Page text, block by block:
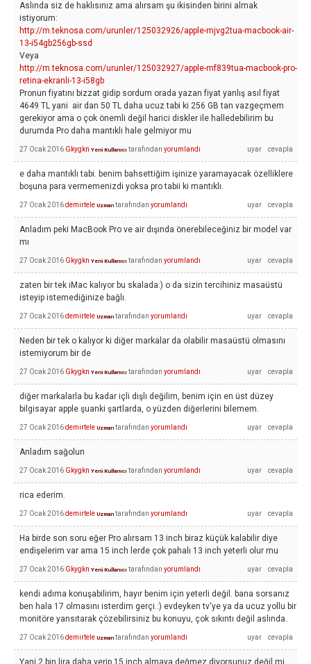
Aslında siz de haklısınız ama alırsam şu ikisinden birini almak
istiyorum:
http://m.teknosa.com/urunler/125032926/apple-mjvg2tua-macbook-air-
13-i54gb256gb-ssd
Veya
http://m.teknosa.com/urunler/125032927/apple-mf839tua-macbook-pro-
retina-ekranli-13-i58gb
Pronun fiyatını bizzat gidip sordum orada yazan fiyat yanlış asıl fiyat
4649 TL yani air dan 50 TL daha ucuz tabi ki 256 GB tan vazgeçmem
gerekiyor ama o çok önemli değil harici diskler ile halledebilirim bu
durumda Pro daha mantıklı hale gelmiyor mu
27 Ocak 2016 Gkygkn Yeni Kullanıcı tarafından yorumlandı
e daha mantıklı tabi. benim bahsettiğim işinize yaramayacak özelliklere
boşuna para vermemenizdi yoksa pro tabii ki mantıklı.
27 Ocak 2016demirtele Uzman tarafından yorumlandı
Anladım peki MacBook Pro ve air dışında önerebileceğiniz bir model var
mı
27 Ocak 2016 Gkygkn Yeni Kullanıcı tarafından yorumlandı
zaten bir tek iMac kalıyor bu skalada:) o da sizin tercihiniz masaüstü
isteyip istemediğinize bağlı.
27 Ocak 2016demirtele Uzman tarafından yorumlandı
Neden bir tek o kalıyor ki diğer markalar da olabilir masaüstü olmasını
istemiyorum bir de
27 Ocak 2016 Gkygkn Yeni Kullanıcı tarafından yorumlandı
diğer markalarla bu kadar içli dışlı değilim, benim için en üst düzey
bilgisayar apple şuanki şartlarda, o yüzden diğerlerini bilemem.
27 Ocak 2016demirtele Uzman tarafından yorumlandı
Anladım sağolun
27 Ocak 2016 Gkygkn Yeni Kullanıcı tarafından yorumlandı
rica ederim.
27 Ocak 2016demirtele Uzman tarafından yorumlandı
Ha birde son soru eğer Pro alırsam 13 inch biraz küçük kalabilir diye
endişelerim var ama 15 inch lerde çok pahalı 13 inch yeterli olur mu
27 Ocak 2016 Gkygkn Yeni Kullanıcı tarafından yorumlandı
kendi adıma konuşabilirim, hayır benim için yeterli değil. bana sorsanız
ben hala 17 olmasını isterdim gerçi.:) evdeyken tv'ye ya da ucuz yollu bir
monitöre yansıtarak çözebilirsiniz bu konuyu, çok sıkıntı değil aslında.
27 Ocak 2016demirtele Uzman tarafından yorumlandı
Yani 2 bin lira daha verip 15 inch almaya değmez diyorsunuz değil mi